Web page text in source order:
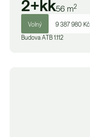
2+kk56 m2
Volný 9 387 980 Kč
Budova ATB 1.112